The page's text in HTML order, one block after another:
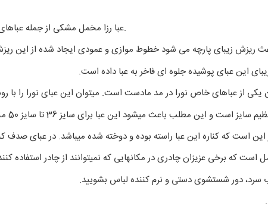
عبا رزا مخمل مشکی از جمله عباهای پر فروش مزون نوراست. این عبا برای مراسم فاطمیه انتخاب شده است.
ریزش زیبای پارچه می شود خطوط موازی و عمودی ایجاد شده از این
این عبای پوشیده جلوه ای فاخر به عبا داده است.
یکی از عباهای خاص نورا در مد مادست است. میتوان این عبای نورا را با
و این مطلب باعث میشود این عبا برای سایز 36 تا سایز 50 مناسب باشد.
است که کناره این عبا راسته بوده و دوخته شده میباشد. در عبای صدف
است که برخی عزیزان چادری در مکانهایی که نمیتوانند از چادر استفاده
سرد، دور شستشوی دستی و نرم کننده لباس بشویید.